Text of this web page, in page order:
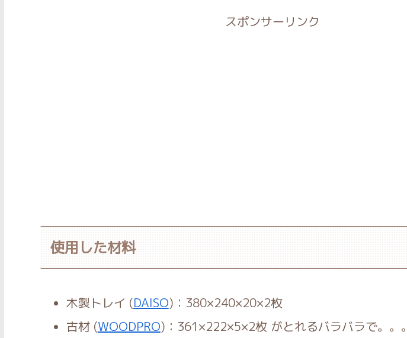
スポンサーリンク
使用した材料
木製トレイ (DAISO)：380×240×20×2枚
古材 (WOODPRO)：361×222×5×2枚 がとれるバラバラで。。。